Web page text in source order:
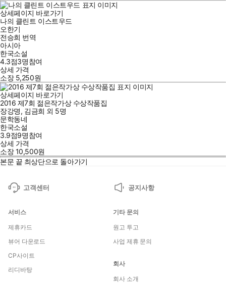
상세페이지 바로가기
나의 클린트 이스트우드
오한기
전승희 번역
아시아
한국소설
4.3점3명참여
상세 가격
소장 5,250원
상세페이지 바로가기
2016 제7회 젊은작가상 수상작품집
장강명, 김금희 외 5명
문학동네
한국소설
3.9점9명참여
상세 가격
소장10,500원
본문 끝 최상단으로 돌아가기
고객센터 공지사항
서비스
제휴카드
뷰어 다운로드
CP사이트
리디바탕
기타 문의
원고 투고
사업 제휴 문의
회사
회사 소개